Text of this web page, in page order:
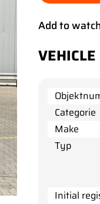
Add to
Categorie
Make
Typ
Initial